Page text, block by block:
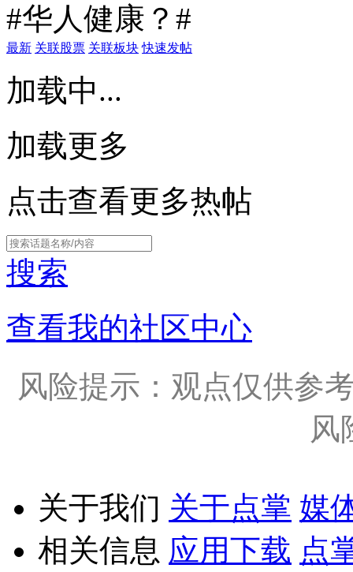
#华人健康？#
最新 关联股票 关联板块 快速发帖
加载中...
加载更多
点击查看更多热帖
搜索
查看我的社区中心
风险提示：观点仅供参
风
关于我们 关于点掌 媒
相关信息 应用下载 点